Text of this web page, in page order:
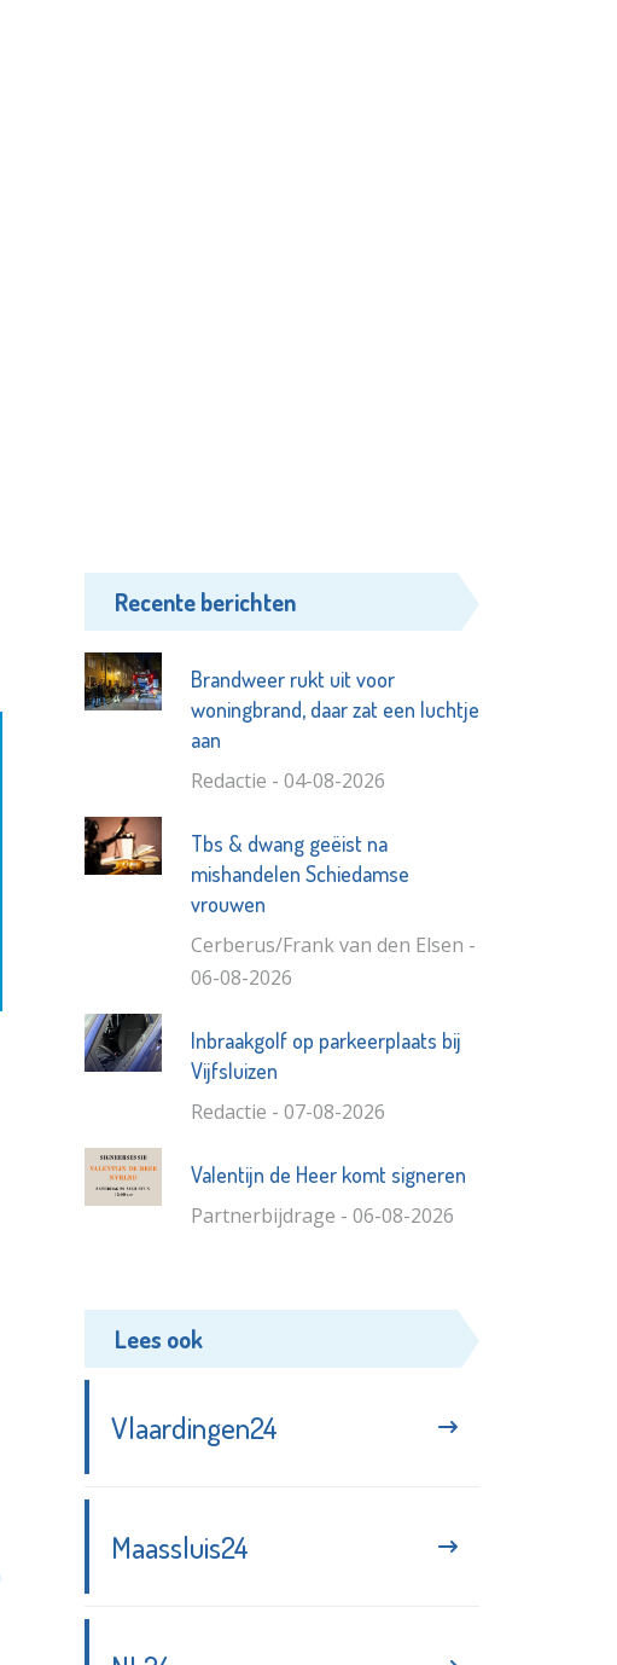
Recente berichten
Brandweer rukt uit voor
woningbrand, daar zat een luchtje
aan
Redactie - 04-08-2026
Tbs & dwang geëist na
mishandelen Schiedamse
vrouwen
Cerberus/Frank van den Elsen -
06-08-2026
Inbraakgolf op parkeerplaats bij
Vijfsluizen
Redactie - 07-08-2026
Valentijn de Heer komt signeren
Partnerbijdrage - 06-08-2026
Lees ook
Vlaardingen24
Maassluis24